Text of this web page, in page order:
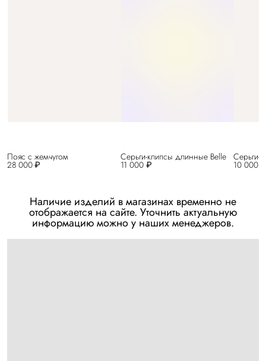
28 000 ₽
Пояс с жемчугом
11 000 ₽
Серьги-клипсы длинные Belle
10 000 ₽
Серьги-
Наличие изделий в магазинах временно не
отображается на сайте. Уточнить актуальную
информацию можно у наших менеджеров.